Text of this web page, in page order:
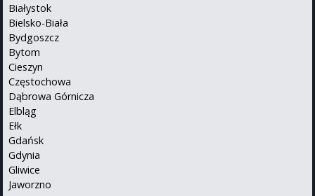
Białystok
Bielsko-Biała
Bydgoszcz
Bytom
Cieszyn
Częstochowa
Dąbrowa Górnicza
Elbląg
Ełk
Gdańsk
Gdynia
Gliwice
Jaworzno